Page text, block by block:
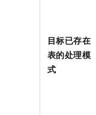
目标已存在
表的处理模
式